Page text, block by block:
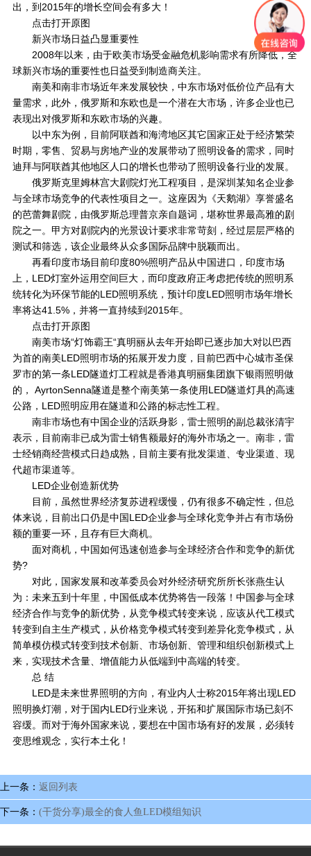
出，到2015年的增长空间会有多大！
点击打开原图
新兴市场日益凸显重要性
2008年以来，由于欧美市场受金融危机影响需求有所降低，全
球新兴市场的重要性也日益受到制造商关注。
南美和南非市场近年来发展较快，中东市场对低价位产品有大
量需求，此外，俄罗斯和东欧也是一个潜在大市场，许多企业也已
表现出对俄罗斯和东欧市场的兴趣。
以中东为例，目前阿联酋和海湾地区其它国家正处于经济繁荣
时期，零售、贸易与房地产业的发展带动了照明设备的需求，同时
迪拜与阿联酋其他地区人口的增长也带动了照明设备行业的发展。
俄罗斯克里姆林宫大剧院灯光工程项目，是深圳某知名企业参
与全球市场竞争的代表性项目之一。这座因为《天鹅湖》享誉盛名
的芭蕾舞剧院，由俄罗斯总理普京亲自题词，堪称世界最高雅的剧
院之一。甲方对剧院内的光景设计要求非常苛刻，经过层层严格的
测试和筛选，该企业最终从众多国际品牌中脱颖而出。
再看印度市场目前印度80%照明产品从中国进口，印度市场
上，LED灯室外运用空间巨大，而印度政府正考虑把传统的照明系
统转化为环保节能的LED照明系统，预计印度LED照明市场年增长
率将达41.5%，并将一直持续到2015年。
点击打开原图
南美市场“灯饰霸王“真明丽从去年开始即已逐步加大对以巴西
为首的南美LED照明市场的拓展开发力度，目前巴西中心城市圣保
罗市的第一条LED隧道灯工程就是香港真明丽集团旗下银雨照明做
的， AyrtonSenna隧道是整个南美第一条使用LED隧道灯具的高速
公路，LED照明应用在隧道和公路的标志性工程。
南非市场也有中国企业的活跃身影，雷士照明的副总裁张清宇
表示，目前南非已成为雷士销售额最好的海外市场之一。南非，雷
士经销商经营模式日趋成熟，目前主要有批发渠道、专业渠道、现
代超市渠道等。
LED企业创造新优势
目前，虽然世界经济复苏进程缓慢，仍有很多不确定性，但总
体来说，目前出口仍是中国LED企业参与全球化竞争并占有市场份
额的重要一环，且存有巨大商机。
面对商机，中国如何迅速创造参与全球经济合作和竞争的新优
势?
对此，国家发展和改革委员会对外经济研究所所长张燕生认
为：未来五到十年里，中国低成本优势将告一段落！中国参与全球
经济合作与竞争的新优势，从竞争模式转变来说，应该从代工模式
转变到自主生产模式，从价格竞争模式转变到差异化竞争模式，从
简单模仿模式转变到技术创新、市场创新、管理和组织创新模式上
来，实现技术含量、增值能力从低端到中高端的转变。
总 结
LED是未来世界照明的方向，有业内人士称2015年将出现LED
照明换灯潮，对于国内LED行业来说，开拓和扩展国际市场已刻不
容缓。而对于海外国家来说，要想在中国市场有好的发展，必须转
变思维观念，实行本土化！
上一条： 返回列表
下一条： (干货分享)最全的食人鱼LED模组知识